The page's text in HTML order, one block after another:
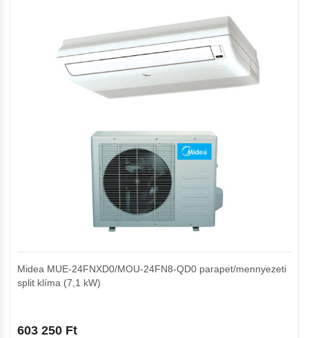
Midea MUE-24FNXD0/MOU-24FN8-QD0 parapet/mennyezeti
split klíma (7,1 kW)
603 250 Ft